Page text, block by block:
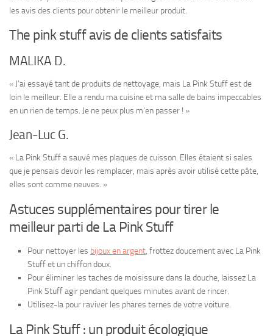
les avis des clients pour obtenir le meilleur produit.
The pink stuff avis de clients satisfaits
MALIKA D.
« J’ai essayé tant de produits de nettoyage, mais La Pink Stuff est de
loin le meilleur. Elle a rendu ma cuisine et ma salle de bains impeccables
en un rien de temps. Je ne peux plus m’en passer ! »
Jean-Luc G.
« La Pink Stuff a sauvé mes plaques de cuisson. Elles étaient si sales
que je pensais devoir les remplacer, mais après avoir utilisé cette pâte,
elles sont comme neuves. »
Astuces supplémentaires pour tirer le
meilleur parti de La Pink Stuff
Pour nettoyer les bijoux en argent, frottez doucement avec La Pink
Stuff et un chiffon doux.
Pour éliminer les taches de moisissure dans la douche, laissez La
Pink Stuff agir pendant quelques minutes avant de rincer.
Utilisez-la pour raviver les phares ternes de votre voiture.
La Pink Stuff : un produit écologique